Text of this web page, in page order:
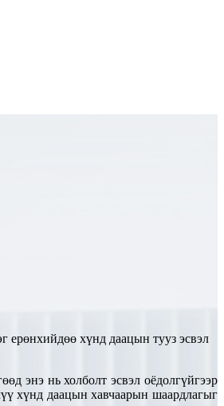
ерөнхийдөө хүнд даацын тууз эсвэл
энэ нь холболт эсвэл оёдолгүйгээр
хүнд даацын хавчаарын шаардлагыг